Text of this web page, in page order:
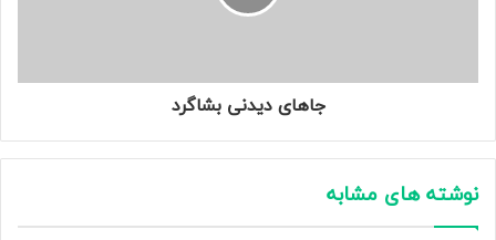
جاهای دیدنی بشاگرد
نوشته های مشابه